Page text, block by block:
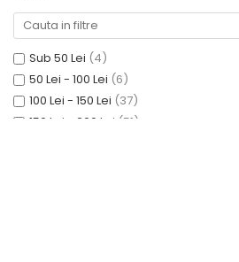
Gaspari Nutrition
Ghost (2)
Hiro.Lab Supplements
MuscleTech(15)
Sub 50 Lei (4)
50 Lei - 100 Lei (6)
100 Lei - 150 Lei (37)
150 Lei - 200 Lei (51)